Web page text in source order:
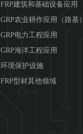
FRP建筑和基础设备应用
GRP农业耕作应用（路基）
GRP电力工程应用
GRP海洋工程应用
环境保护设施
FRP型材其他领域